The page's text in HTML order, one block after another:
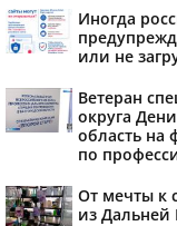
Иногда
или не
Ветеран
округа
область на
по
От мечты к
из Дальней